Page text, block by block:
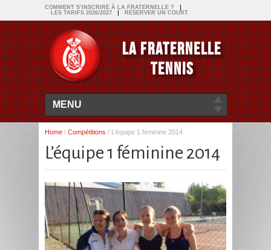
COMMENT S’INSCRIRE À LA FRATERNELLE ?
LES TARIFS 2026/2027
RÉSERVER UN COURT
LA FRATERNELLE
TENNIS
MENU
Home / Compétitions / L’équipe 1 féminine 2014
L’équipe 1 féminine 2014